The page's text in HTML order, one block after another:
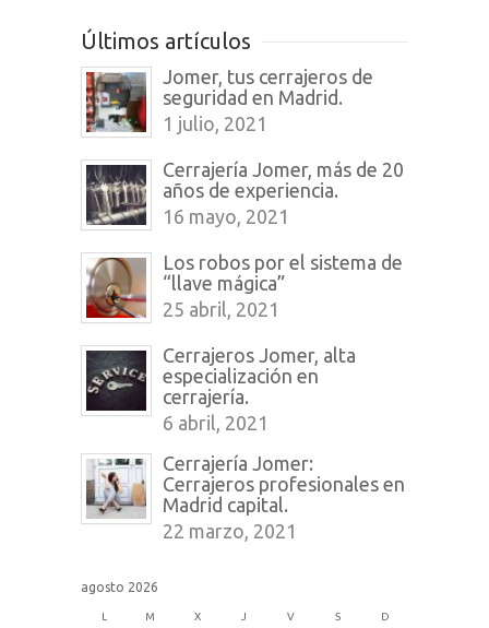
Últimos artículos
Jomer, tus cerrajeros de
seguridad en Madrid.
1 julio, 2021
Cerrajería Jomer, más de 20
años de experiencia.
16 mayo, 2021
Los robos por el sistema de
“llave mágica”
25 abril, 2021
Cerrajeros Jomer, alta
especialización en
cerrajería.
6 abril, 2021
Cerrajería Jomer:
Cerrajeros profesionales en
Madrid capital.
22 marzo, 2021
agosto 2026
L M X J V S D